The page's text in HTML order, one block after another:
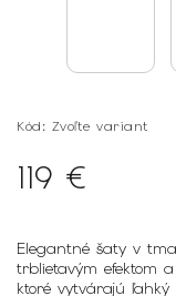
Kód: Zvoľte variant
119 €
Elegantné šaty v
trblietavým efektom
ktoré vytvárajú ľahký